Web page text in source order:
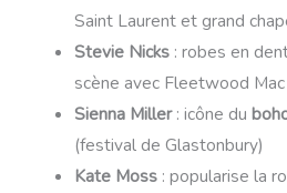
Saint Laurent et grand
Stevie Nicks: robes en
scène avec Fleetwood Mac
Sienna Miller: icône du
(festival de Glastonbury)
Kate Moss: popularise la